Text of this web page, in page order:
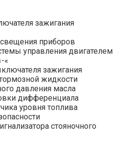
зажигания
приборов
управления двигателем
«
зажигания
жидкости
давления масла
дифференциала
уровня топлива
стояночного